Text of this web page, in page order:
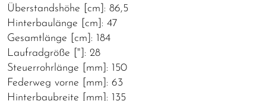
Überstandshöhe [cm]: 86,5
Hinterbaulänge [cm]: 47
Gesamtlänge [cm]: 184
Laufradgröße ["]: 28
Steuerrohrlänge [mm]: 150
Federweg vorne [mm]: 63
Hinterbaubreite [mm]: 135